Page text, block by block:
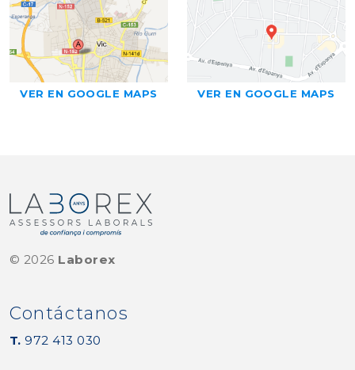
VER EN GOOGLE MAPS VER EN GOOGLE MAPS
© 2026 Laborex
Contáctanos
T.972 413 030